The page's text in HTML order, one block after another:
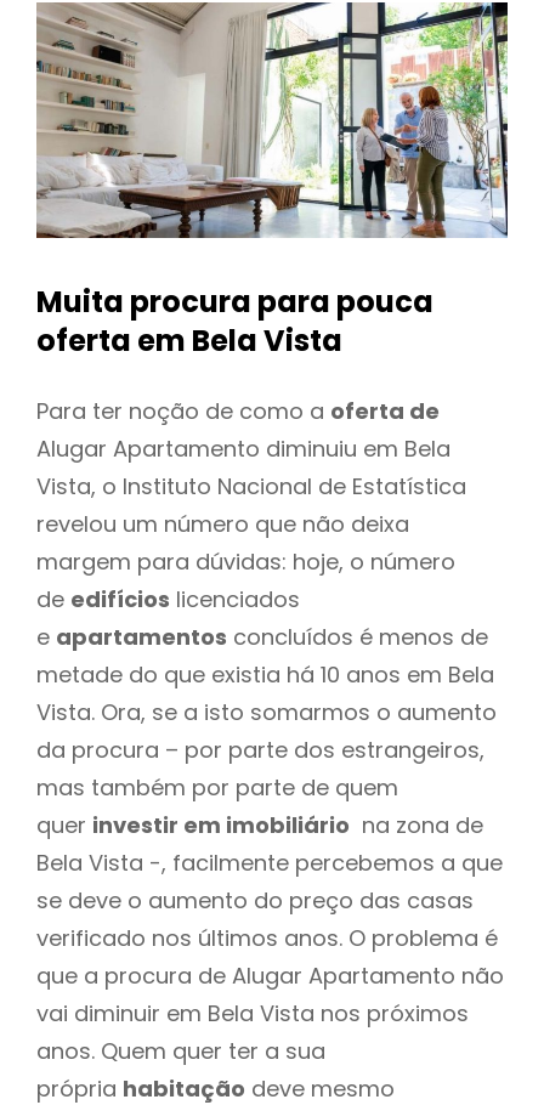
Muita procura para pouca
oferta em Bela Vista
Para ter noção de como a oferta de
Alugar Apartamento diminuiu em Bela
Vista, o Instituto Nacional de Estatística
revelou um número que não deixa
margem para dúvidas: hoje, o número
de edifícios licenciados
e apartamentos concluídos é menos de
metade do que existia há 10 anos em Bela
Vista. Ora, se a isto somarmos o aumento
da procura – por parte dos estrangeiros,
mas também por parte de quem
quer investir em imobiliário na zona de
Bela Vista -, facilmente percebemos a que
se deve o aumento do preço das casas
verificado nos últimos anos. O problema é
que a procura de Alugar Apartamento não
vai diminuir em Bela Vista nos próximos
anos. Quem quer ter a sua
própria habitação deve mesmo